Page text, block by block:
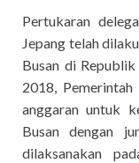
Pertukaran
Jepang telah
Busan di
2018,
anggaran untuk
Busan dengan
dilaksanakan